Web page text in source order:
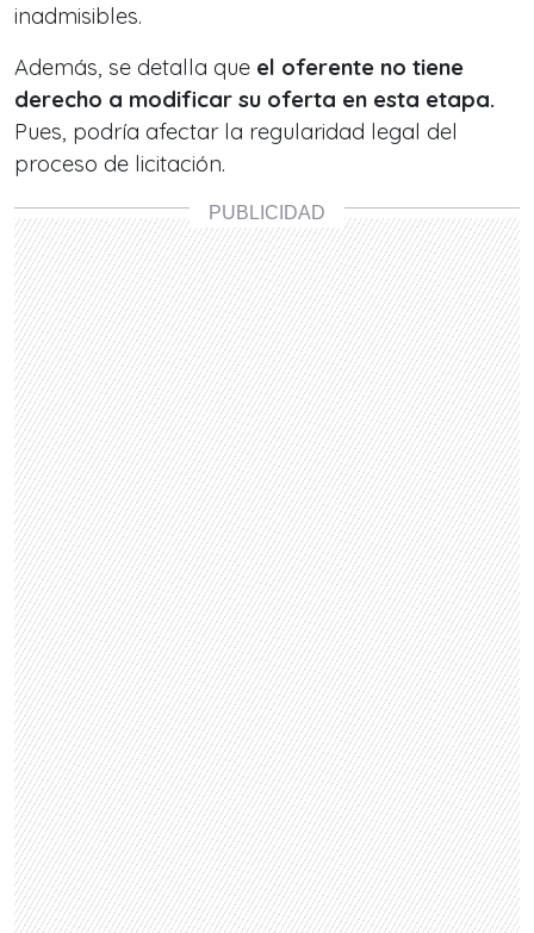
inadmisibles.
Además, se detalla que el oferente no tiene
derecho a modificar su oferta en esta etapa.
Pues, podría afectar la regularidad legal del
proceso de licitación.